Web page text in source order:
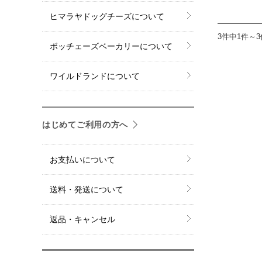
3件中1件～
ヒマラヤドッグチーズについて
ボッチェーズベーカリーについて
ワイルドランドについて
はじめてご利用の方へ
お支払いについて
送料・発送について
返品・キャンセル